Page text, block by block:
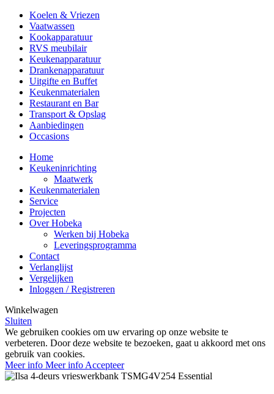
Koelen & Vriezen
Vaatwassen
Kookapparatuur
RVS meubilair
Keukenapparatuur
Drankenapparatuur
Uitgifte en Buffet
Keukenmaterialen
Restaurant en Bar
Transport & Opslag
Aanbiedingen
Occasions
Home
Keukeninrichting
Maatwerk
Keukenmaterialen
Service
Projecten
Over Hobeka
Werken bij Hobeka
Leveringsprogramma
Contact
Verlanglijst
Vergelijken
Inloggen / Registreren
Winkelwagen
Sluiten
We gebruiken cookies om uw ervaring op onze website te
verbeteren. Door deze website te bezoeken, gaat u akkoord met ons
gebruik van cookies.
Meer info Meer info Accepteer